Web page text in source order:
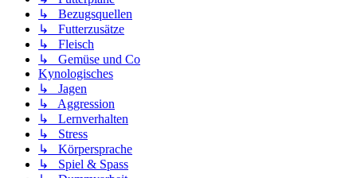
↳ Bezugsquellen
↳ Futterzusätze
↳ Fleisch
↳ Gemüse und Co
Kynologisches
↳ Jagen
↳ Aggression
↳ Lernverhalten
↳ Stress
↳ Körpersprache
↳ Spiel & Spass